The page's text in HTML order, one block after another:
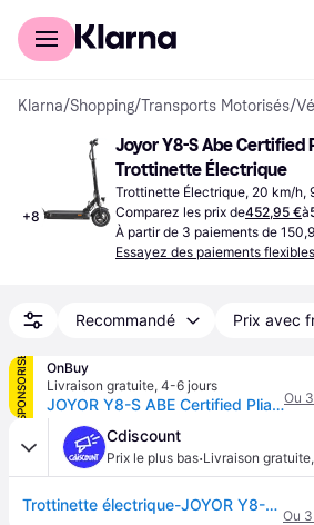
Acheter avec Klarna
Klarna/Shopping/Transports Motorisés/
+8
Joyor Y8-S Abe Certified
Trottinette Électrique
Trottinette Électrique, 20 km/h,
Comparez les prix de452,95 €à
À partir de 3 paiements de
Essayez des paiements
Recommandé Prix avec
SPONSORISÉ
OnBuy
Livraison gratuite, 4-6 jours
JOYOR Y8-S ABE Certified Pliable Trottinette électrique - Moteur 500W Batterie 48V26AH Pneus de 10 Pouces - NoirOu
Cdiscount
Prix le plus bas·Livraison gratuite,
Trottinette électrique-JOYOR Y8-S (ABE)pliablemoteur 500Wmoteur 48V 26AHpneus 10autonomie 90km - Noir
Ou